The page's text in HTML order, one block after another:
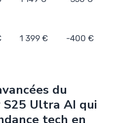
1 399 € -400 €
du
S25 Ultra AI qui
tech en